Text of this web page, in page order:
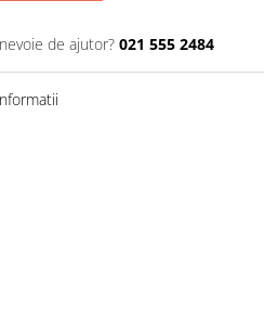
de ajutor? 021 555 2484